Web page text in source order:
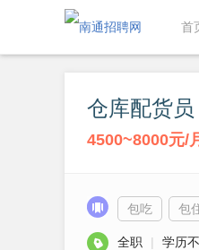
首
仓库配货员
4500~8000元/
包吃 包
全职 | 学历